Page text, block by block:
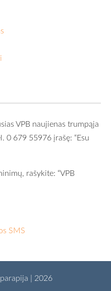
VPB naujienas trumpąja
0 679 55976 įrašę: “Esu
rašykite: “VPB
SMS
| 2026